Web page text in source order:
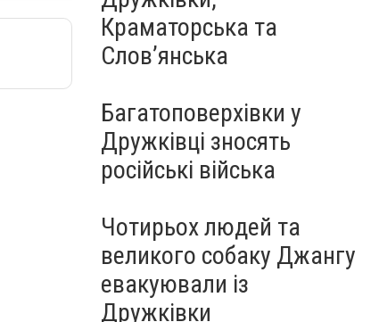
Краматорська та
Слов’янська
Багатоповерхівки у
Дружківці зносять
російські війська
Чотирьох людей та
великого собаку Джангу
евакуювали із
Дружківки